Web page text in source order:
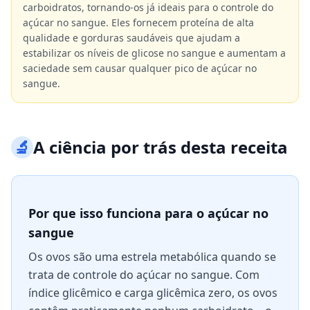
carboidratos, tornando-os já ideais para o controle do
açúcar no sangue. Eles fornecem proteína de alta
qualidade e gorduras saudáveis que ajudam a
estabilizar os níveis de glicose no sangue e aumentam a
saciedade sem causar qualquer pico de açúcar no
sangue.
🔬A ciência por trás desta receita
Por que isso funciona para o açúcar no
sangue
Os ovos são uma estrela metabólica quando se
trata de controle do açúcar no sangue. Com
índice glicêmico e carga glicêmica zero, os ovos